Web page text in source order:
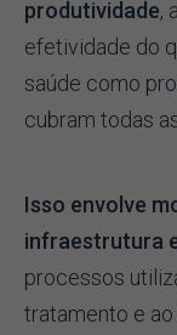
produtividade,
efetividade do
saúde como
cubram todas
Isso envolve
infraestrutura
processos
tratamento e